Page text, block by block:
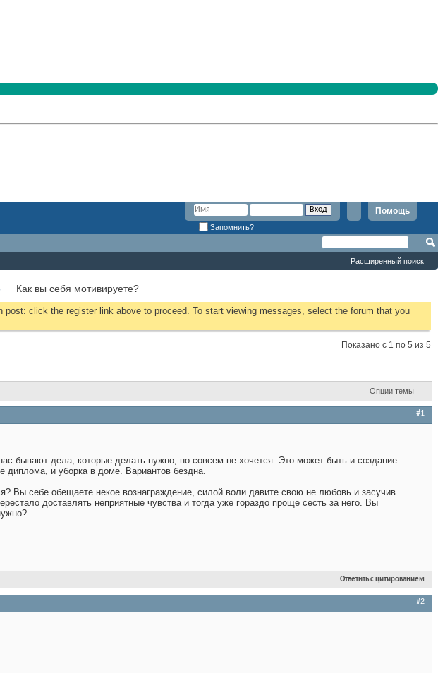
Помощь
Запомнить?
Расширенный поиск
Как вы себя мотивируете?
post: click the register link above to proceed. To start viewing messages, select the forum that you
Показано с 1 по 5 из 5
Опции темы
#1
бывают дела, которые делать нужно, но совсем не хочется. Это может быть и создание
диплома, и уборка в доме. Вариантов бездна.
Вы себе обещаете некое вознаграждение, силой воли давите свою не любовь и засучив
доставлять неприятные чувства и тогда уже гораздо проще сесть за него. Вы
Ответить с цитированием
#2